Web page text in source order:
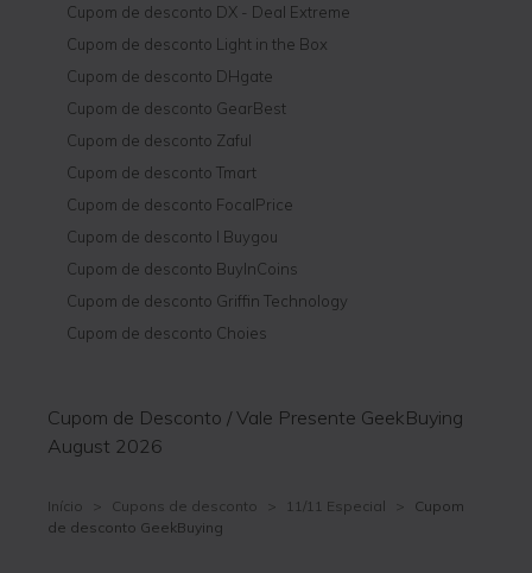
Cupom de desconto DX - Deal Extreme
Cupom de desconto Light in the Box
Cupom de desconto DHgate
Cupom de desconto GearBest
Cupom de desconto Zaful
Cupom de desconto Tmart
Cupom de desconto FocalPrice
Cupom de desconto I Buygou
Cupom de desconto BuyInCoins
Cupom de desconto Griffin Technology
Cupom de desconto Choies
Cupom de Desconto / Vale Presente GeekBuying
August 2026
Início > Cupons de desconto > 11/11 Especial >
Cupom
de desconto GeekBuying